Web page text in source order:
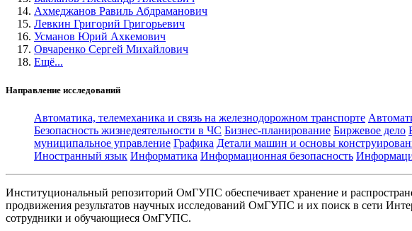
Ахмеджанов Равиль Абдраманович
Левкин Григорий Григорьевич
Усманов Юрий Ахкемович
Овчаренко Сергей Михайлович
Ещё...
Направление исследований
Автоматика, телемеханика и связь на железнодорожном транспорте
Безопасность жизнедеятельности в ЧС Бизнес-планирование Биржевое дело
муниципальное управление Графика Детали машин и основы
Иностранный язык Информатика Информационная безопасность
Институциональный репозиторий ОмГУПС обеспечивает хранение и
продвижения результатов научных исследований ОмГУПС и их поиск в сети
сотрудники и обучающиеся ОмГУПС.